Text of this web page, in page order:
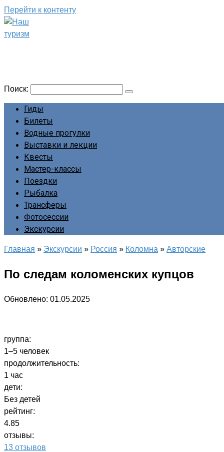
Перейти к контенту
Поиск:
Гиды
Билеты
Водные прогулки
Выставки и лекции
Квесты
Мастер-классы
Поездки
Рыбалка
Трансферы
Фотосессии
Экскурсии
Главная » Экскурсии » Россия » Коломна » Авторские
По следам коломенских купцов
Обновлено: 01.05.2025
группа:
1–5 человек
продолжительность:
1 час
дети:
Без детей
рейтинг:
4.85
отзывы:
13 отзывов